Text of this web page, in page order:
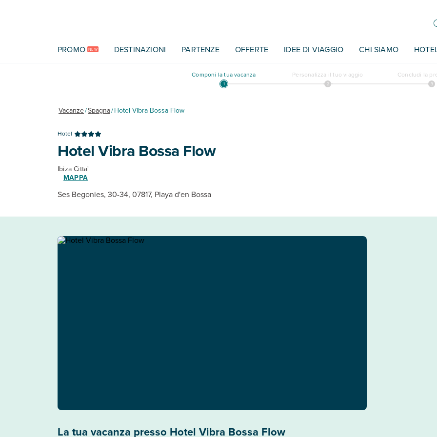
PROMO NEW DESTINAZIONI PARTENZE OFFERTE IDEE DI VIAGGIO CHI SIAMO
Componi la tua vacanza Personalizza il tuo viaggio Concludi la
Vacanze/Spagna/Hotel Vibra Bossa Flow
Hotel
Hotel Vibra Bossa Flow
Ibiza Citta'
MAPPA
Ses Begonies, 30-34, 07817, Playa d'en Bossa
La tua vacanza presso Hotel Vibra Bossa Flow